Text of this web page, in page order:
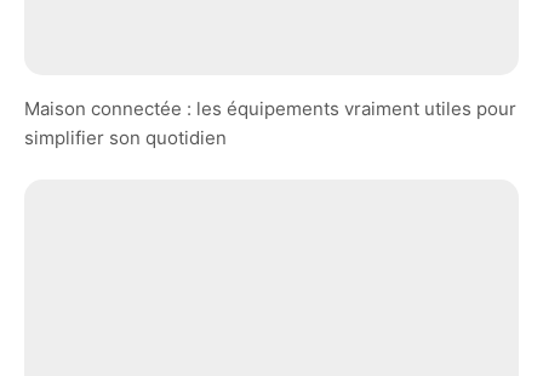
Maison connectée : les équipements vraiment utiles pour
simplifier son quotidien